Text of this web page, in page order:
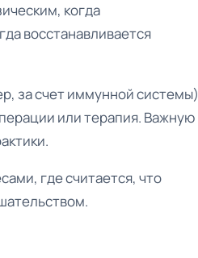
когда
восстанавливается
за счет иммунной системы)
или терапия. Важную
где считается, что